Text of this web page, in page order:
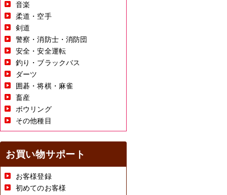
音楽
柔道・空手
剣道
警察・消防士・消防団
安全・安全運転
釣り・ブラックバス
ダーツ
囲碁・将棋・麻雀
畜産
ボウリング
その他種目
お買い物サポート
お客様登録
初めてのお客様